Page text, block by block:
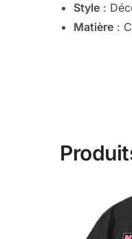
Style :
Matière :